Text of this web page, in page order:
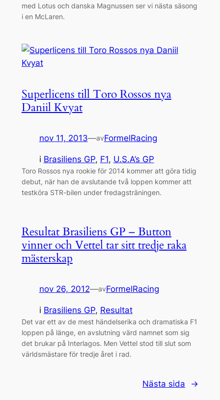
med Lotus och danska Magnussen ser vi nästa säsong
i en McLaren.
Superlicens till Toro Rossos nya
Daniil Kvyat
nov 11, 2013—avFormelRacing
i Brasiliens GP, F1, U.S.A’s GP
Toro Rossos nya rookie för 2014 kommer att göra tidig
debut, när han de avslutande två loppen kommer att
testköra STR-bilen under fredagsträningen.
Resultat Brasiliens GP – Button
vinner och Vettel tar sitt tredje raka
mästerskap
nov 26, 2012—avFormelRacing
i Brasiliens GP, Resultat
Det var ett av de mest händelserika och dramatiska F1
loppen på länge, en avslutning värd namnet som sig
det brukar på Interlagos. Men Vettel stod till slut som
världsmästare för tredje året i rad.
Nästa sida →